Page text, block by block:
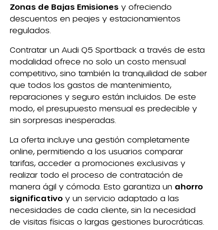
Zonas de Bajas Emisiones y ofreciendo
descuentos en peajes y estacionamientos
regulados.
Contratar un Audi Q5 Sportback a través de esta
modalidad ofrece no solo un costo mensual
competitivo, sino también la tranquilidad de saber
que todos los gastos de mantenimiento,
reparaciones y seguro están incluidos. De este
modo, el presupuesto mensual es predecible y
sin sorpresas inesperadas.
La oferta incluye una gestión completamente
online, permitiendo a los usuarios comparar
tarifas, acceder a promociones exclusivas y
realizar todo el proceso de contratación de
manera ágil y cómoda. Esto garantiza un ahorro
significativo y un servicio adaptado a las
necesidades de cada cliente, sin la necesidad
de visitas físicas o largas gestiones burocráticas.